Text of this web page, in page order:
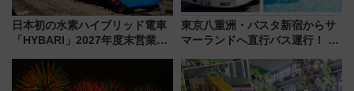
日本初の水素ハイブリッド電車
「HYBARI」2027年度末営業運
で水素利活用が加速
東京八重洲・バスタ新宿からサ
マーランドへ直行バス運行！ お
推し活を楽しもう！（2026年
8/1～31）